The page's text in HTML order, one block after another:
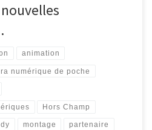
animation
numérique de poche
Hors Champ
montage partenaire